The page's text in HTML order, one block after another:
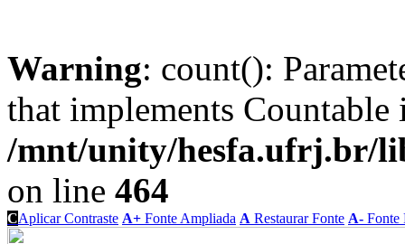
Warning: count():
that implements Countable
/mnt/unity/hesfa.ufrj.br/
on line 464
CAplicar Contraste A+ Fonte Ampliada A Restaurar Fonte A- Fonte